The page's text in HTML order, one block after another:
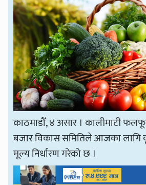
काठमाडौँ, ४ असार । कालीमाटी
बजार विकास समितिले आजका
मूल्य निर्धारण गरेको छ ।